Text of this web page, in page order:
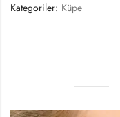
Kategoriler: Küpe